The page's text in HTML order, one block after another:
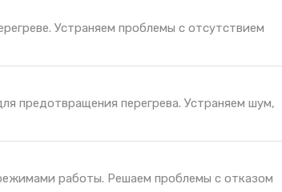
Устраняем проблемы с отсутствием
предотвращения перегрева. Устраняем шум,
работы. Решаем проблемы с отказом